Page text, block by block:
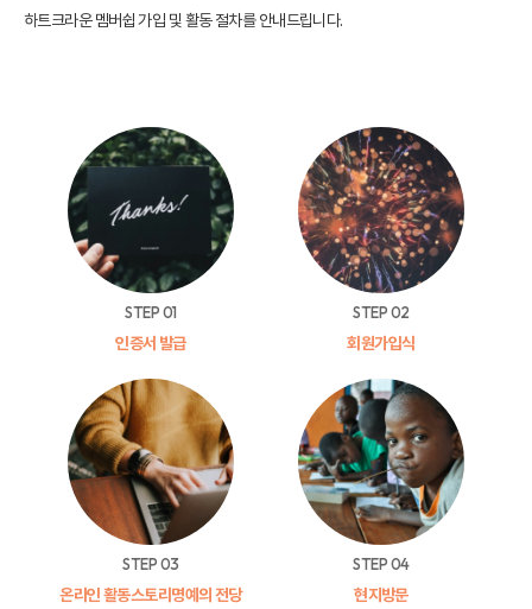
하트크라운 멤버쉽 가입 및 활동절차를 안내드립니다.
STEP 01
인증서 발급
STEP 02
회원가입식
STEP 03
온라인 활동스토리명예의 전당
STEP 04
현지방문